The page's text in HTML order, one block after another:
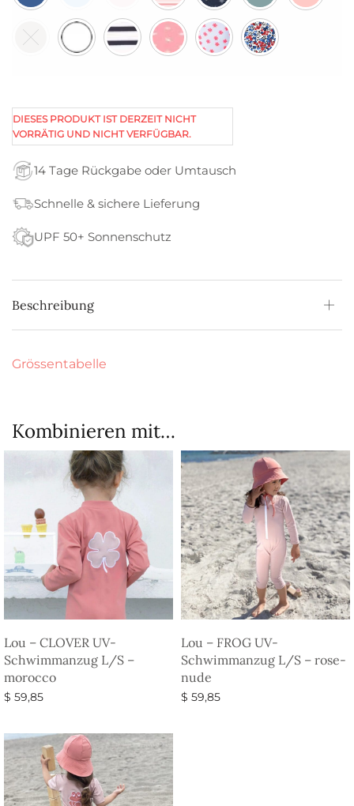
DIESES PRODUKT IST DERZEIT NICHT
VORRÄTIG UND NICHT VERFÜGBAR.
14 Tage Rückgabe oder Umtausch
Schnelle & sichere Lieferung
UPF 50+ Sonnenschutz
Beschreibung
Grössentabelle
Kombinieren mit…
Lou – CLOVER UV-
Schwimmanzug L/S –
morocco
$ 59,85
Lou – FROG UV-
Schwimmanzug L/S – rose-
nude
$ 59,85